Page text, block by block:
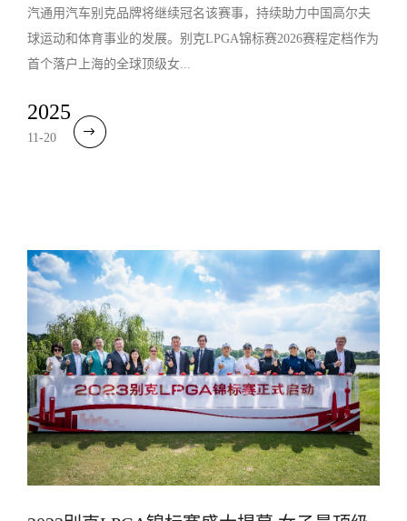
汽通用汽车别克品牌将继续冠名该赛事，持续助力中国高尔夫
球运动和体育事业的发展。别克LPGA锦标赛2026赛程定档作为
首个落户上海的全球顶级女...
2025
11-20